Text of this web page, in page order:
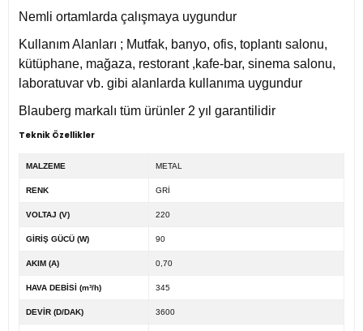
Nemli ortamlarda çalışmaya uygundur
Kullanım Alanları ; Mutfak, banyo, ofis, toplantı salonu,
kütüphane, mağaza, restorant ,kafe-bar, sinema salonu,
laboratuvar vb. gibi alanlarda kullanıma uygundur
Blauberg markalı tüm ürünler 2 yıl garantilidir
Teknik Özellikler
MALZEME METAL
RENK GRİ
VOLTAJ (V) 220
GİRİŞ GÜCÜ (W) 90
AKIM (A) 0,70
HAVA DEBİSİ (m³/h) 345
DEVİR (D/DAK) 3600